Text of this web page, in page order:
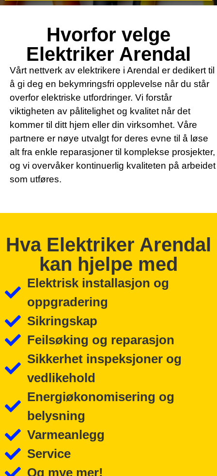
Hvorfor velge
Elektriker Arendal
Vårt nettverk av elektrikere i Arendal er dedikert til
å gi deg en bekymringsfri opplevelse når du står
overfor elektriske utfordringer. Vi forstår
viktigheten av pålitelighet og kvalitet når det
kommer til ditt hjem eller din virksomhet. Våre
partnere er nøye utvalgt for deres evne til å løse
alt fra enkle reparasjoner til komplekse prosjekter,
og vi overvåker kontinuerlig kvaliteten på arbeidet
som utføres.
Hva Elektriker Arendal
kan hjelpe med
Elektrisk installasjon og
oppgradering
Sikringskap
Feilsøking og reparasjon
Sikkerhet inspeksjoner og
vedlikehold
Energiøkonomisering og
belysning
Varmeanlegg
Service
Og mye mer!